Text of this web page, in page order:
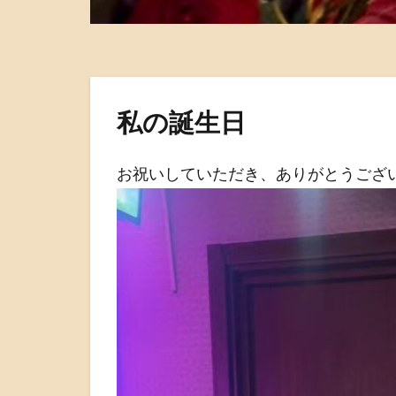
私の誕生日
お祝いしていただき、ありがとうござ